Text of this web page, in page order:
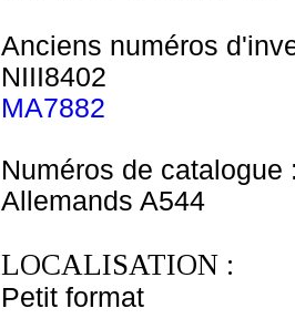
Anciens numéros
NIII8402
MA7882
Numéros de catalogue
Allemands A544
LOCALISATION :
Petit format